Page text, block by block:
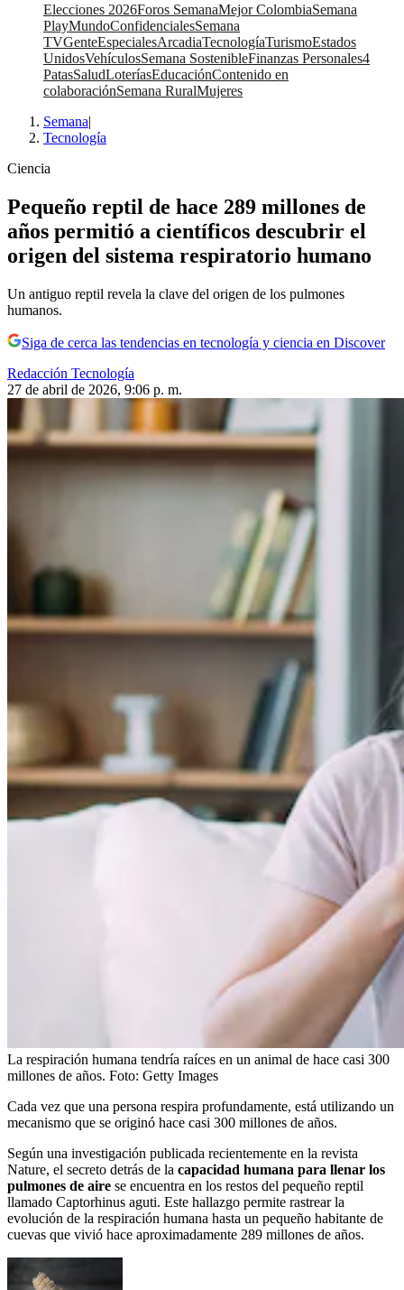
Elecciones 2026Foros SemanaMejor ColombiaSemana
PlayMundoConfidencialesSemana
TVGenteEspecialesArcadiaTecnologíaTurismoEstados
UnidosVehículosSemana SostenibleFinanzas Personales4
PatasSaludLoteríasEducaciónContenido en
colaboraciónSemana RuralMujeres
Semana|
Tecnología
Ciencia
Pequeño reptil de hace 289 millones de
años permitió a científicos descubrir el
origen del sistema respiratorio humano
Un antiguo reptil revela la clave del origen de los pulmones
humanos.
Siga de cerca las tendencias en tecnología y ciencia en Discover
Redacción Tecnología
27 de abril de 2026, 9:06 p. m.
La respiración humana tendría raíces en un animal de hace casi 300
millones de años. Foto: Getty Images
Cada vez que una persona respira profundamente, está utilizando un
mecanismo que se originó hace casi 300 millones de años.
Según una investigación publicada recientemente en la revista
Nature, el secreto detrás de la capacidad humana para llenar los
pulmones de aire se encuentra en los restos del pequeño reptil
llamado Captorhinus aguti. Este hallazgo permite rastrear la
evolución de la respiración humana hasta un pequeño habitante de
cuevas que vivió hace aproximadamente 289 millones de años.